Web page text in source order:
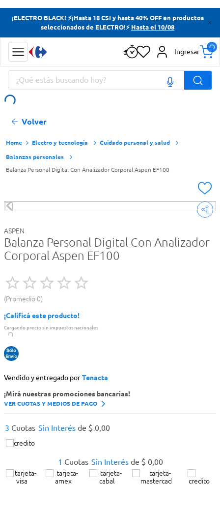
¡ELECTRO BLACK! ⚡¡Hasta 18 CSI y hasta 40% OFF en productos
seleccionados de ELECTRO!⚡ Hasta el 10/08
Ingresar
¿Qué estás buscando hoy?
Volver
Electro y tecnología
Cuidado personal y salud
Balanzas personales
Balanza Personal Digital Con Analizador Corporal Aspen EF100
ASPEN
Balanza Personal Digital Con Analizador
Corporal Aspen EF100
Promedio 0
¡Calificá este producto!
Cargando precio sin impuestos nacionales
Vendido y entregado por Tenacta
¡Mirá nuestras promociones bancarias!
VER CUOTAS Y MEDIOS DE PAGO
1 Cuotas Sin Interés de $ 0,00
3 Cuotas Sin Interés de $ 0,00
Términos más buscados
Yerba
Cerveza
Doves
Términos más buscados
Cerveza
Doves
Papas Fritas